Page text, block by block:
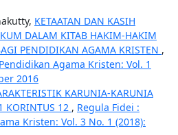
KETAATAN DAN KASIH
DALAM KITAB HAKIM-HAKIM
PENDIDIKAN AGAMA KRISTEN ,
Agama Kristen: Vol. 1
2016
KARUNIA-KARUNIA
KORINTUS 12 , Regula Fidei :
Kristen: Vol. 3 No. 1 (2018):